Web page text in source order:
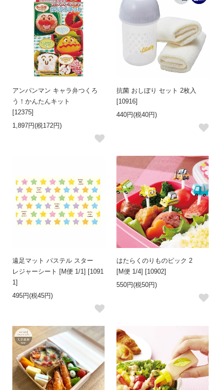
アンパンマン キャラ弁つくろ
う！かんたんキット
[12375]
1,897円(税172円)
抗菌 おしぼり セット 2枚入
[10916]
440円(税40円)
遠足マット パステル スター
レジャーシート [M便 1/1] [1091
1]
495円(税45円)
はたらくのりものピック 2
[M便 1/4] [10902]
550円(税50円)